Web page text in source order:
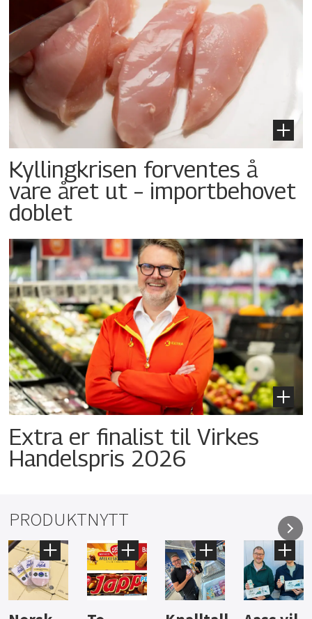
Kyllingkrisen forventes å
vare året ut – importbehovet
doblet
Extra er finalist til Virkes
Handelspris 2026
PRODUKTNYTT